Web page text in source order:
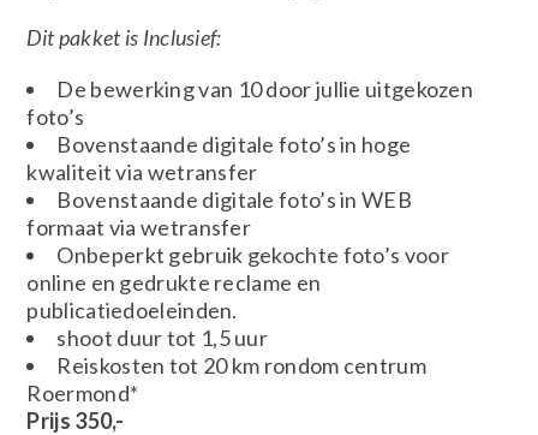
Dit pakket is Inclusief:
De bewerking van 10 door jullie uitgekozen
foto’s
Bovenstaande digitale foto’s in hoge
kwaliteit via wetransfer
Bovenstaande digitale foto’s in WEB
formaat via wetransfer
Onbeperkt gebruik gekochte foto’s voor
online en gedrukte reclame en
publicatiedoeleinden.
shoot duur tot 1,5 uur
Reiskosten tot 20 km rondom centrum
Roermond*
Prijs 350,-